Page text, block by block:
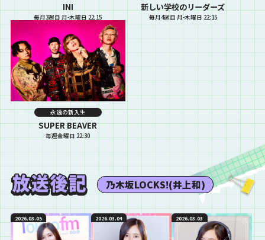
INI
毎月3週目 月-木曜日 22:15
新しい学校のリーダーズ
毎月4週目 月-木曜日 22:15
永遠の新入生
SUPER BEAVER
毎週金曜日 22:30
乃木坂LOCKS!(井上和)
2026.03.05 2026.03.04 2026.03.03